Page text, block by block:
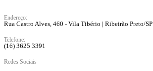
Endereço:
Rua Castro Alves, 460 - Vila Tibério | Ribeirão Preto/SP
Telefone:
(16) 3625 3391
Redes Sociais